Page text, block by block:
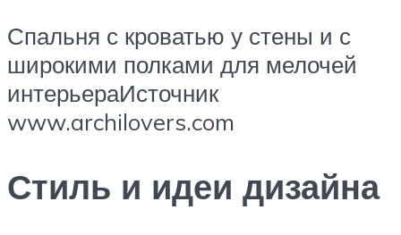
Спальня с кроватью у стены и с
широкими полками для мелочей
интерьераИсточник
www.archilovers.com
Стиль и идеи дизайна